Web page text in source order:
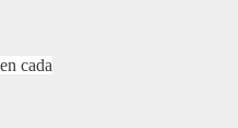
cada